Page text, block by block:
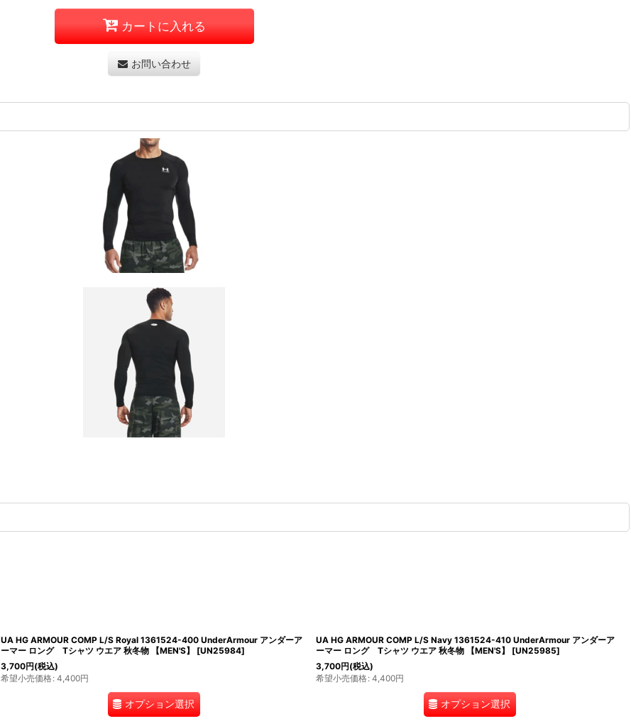
カートに入れる
お問い合わせ
UA HG ARMOUR COMP L/S Royal 1361524-400 UnderArmour アンダーア
ーマー ロング Tシャツ ウエア 秋冬物 【MEN'S】
[UN25984]
3,700円(税込)
希望小売価格: 4,400円
オプション選択
UA HG ARMOUR COMP L/S Navy 1361524-410 UnderArmour アンダーア
ーマー ロング Tシャツ ウエア 秋冬物 【MEN'S】
[UN25985]
3,700円(税込)
希望小売価格: 4,400円
オプション選択